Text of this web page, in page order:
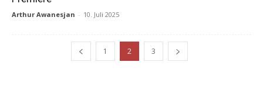
Arthur Awanesjan - 10. Juli 2025
1 2 3